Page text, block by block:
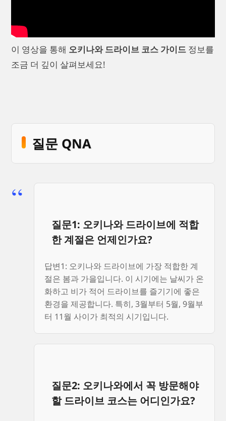
이 영상을 통해 오키나와 드라이브 코스 가이드 정보를
조금 더 깊이 살펴보세요!
질문 QNA
질문1: 오키나와 드라이브에 적합
한 계절은 언제인가요?
답변1: 오키나와 드라이브에 가장 적합한 계
절은 봄과 가을입니다. 이 시기에는 날씨가 온
화하고 비가 적어 드라이브를 즐기기에 좋은
환경을 제공합니다. 특히, 3월부터 5월, 9월부
터 11월 사이가 최적의 시기입니다.
질문2: 오키나와에서 꼭 방문해야
할 드라이브 코스는 어디인가요?